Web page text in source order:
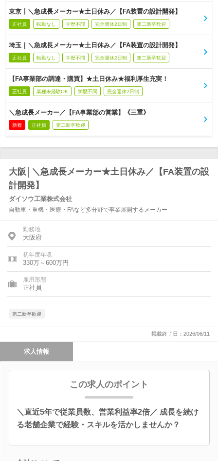
東京┃＼急成長メーカー★土日休み／【FA装置の設計開発】
正社員 転勤なし 学歴不問 完全週休2日制 第二新卒歓迎
埼玉｜＼急成長メーカー★土日休み／【FA装置の設計開発】
正社員 転勤なし 学歴不問 完全週休2日制 第二新卒歓迎
【FA事業部の調達・購買】★土日休み★福利厚生充実！
正社員 業種未経験OK 学歴不問 完全週休2日制
＼急成長メーカー／【FA事業部の営業】《三重》
新着 正社員 第二新卒歓迎
大阪│＼急成長メーカー★土日休み／【FA装置の設
計開発】
ダイソウ工業株式会社
自動車・重機・医療・FAなど多分野で事業展開するメーカー
勤務地
大阪府
初年度年収
330万～600万円
雇用形態
正社員
第二新卒歓迎
掲載終了日：2026/06/11
求人情報
この求人のポイント
＼直近5年で従業員数、営業利益率2倍／ 成長を続け
る老舗企業で経験・スキルを活かしませんか？